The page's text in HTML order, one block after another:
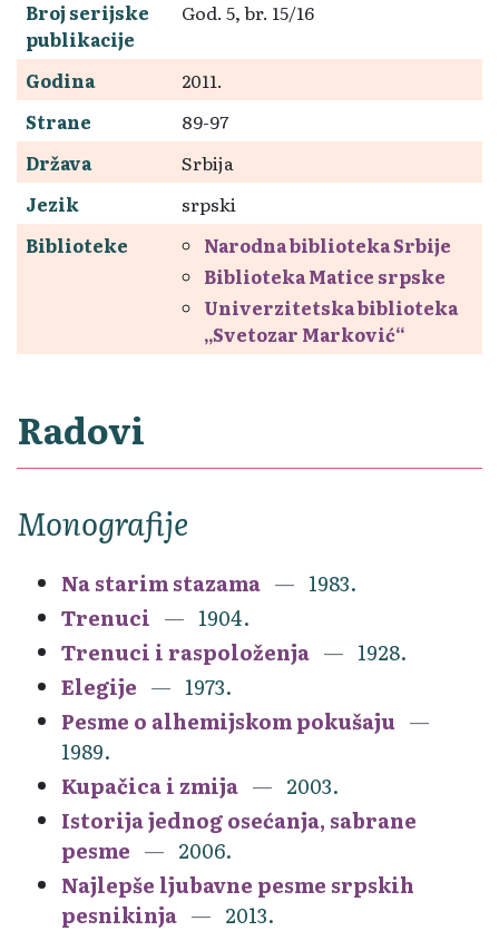
Broj serijske
publikacije
God. 5, br. 15/16
Godina
2011.
Strane
89-97
Država
Srbija
Jezik
srpski
Biblioteke
Narodna biblioteka Srbije
Biblioteka Matice srpske
Univerzitetska biblioteka
„Svetozar Marković“
Radovi
Monografije
Na starim stazama
1983.
Trenuci
1904.
Trenuci i raspoloženja
1928.
Elegije
1973.
Pesme o alhemijskom pokušaju
1989.
Kupačica i zmija
2003.
Istorija jednog osećanja, sabrane
pesme
2006.
Najlepše ljubavne pesme srpskih
pesnikinja
2013.